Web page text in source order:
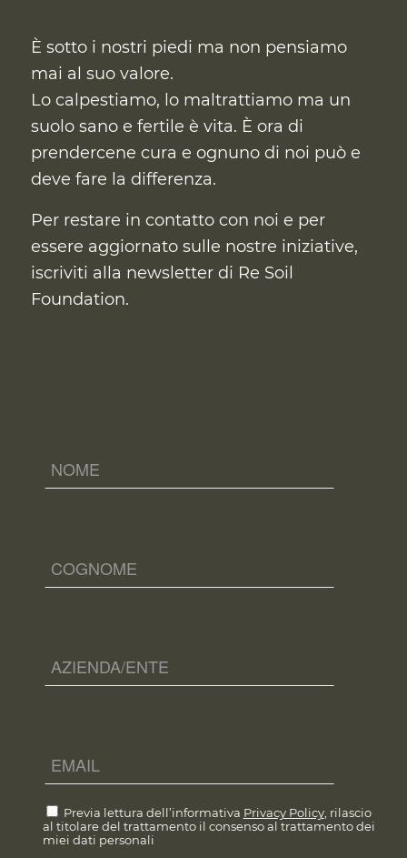
È sotto i nostri piedi ma non pensiamo
mai al suo valore.
Lo calpestiamo, lo maltrattiamo ma un
suolo sano e fertile è vita. È ora di
prendercene cura e ognuno di noi può e
deve fare la differenza.
Per restare in contatto con noi e per
essere aggiornato sulle nostre iniziative,
iscriviti alla newsletter di Re Soil
Foundation.
Previa lettura dell’informativa Privacy Policy, rilascio
al titolare del trattamento il consenso al trattamento dei
miei dati personali